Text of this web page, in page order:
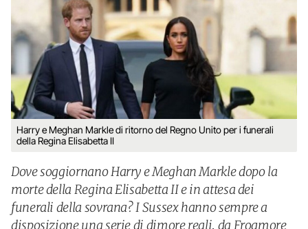
Harry e Meghan Markle di ritorno del Regno Unito per i funerali
della Regina Elisabetta II
Dove soggiornano Harry e Meghan Markle dopo la
morte della Regina Elisabetta II e in attesa dei
funerali della sovrana? I Sussex hanno sempre a
disposizione una serie di dimore reali, da Frogmore